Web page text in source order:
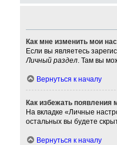
Как мне изменить мои
Если вы являетесь
Личный раздел. Там вы
Вернуться к началу
Как избежать появления
На вкладке «Личные
остальных вы будете
Вернуться к началу